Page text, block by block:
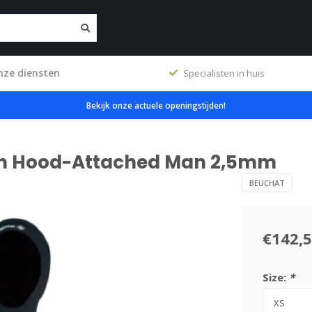
diensten Specialisten in huis
Bekijk onze actuele openingstijden!
Hood-Attached Man 2,5mm
BEUCHAT
Size: *